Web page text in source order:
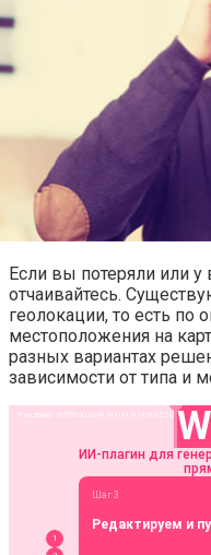
Если вы потеряли или у
отчаивайтесь.
геолокации, то есть по
местоположения на
разных вариантах
зависимости от типа и